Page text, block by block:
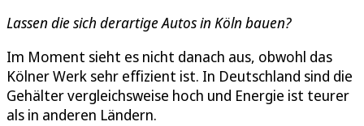
Lassen die sich derartige Autos in Köln bauen?
Im Moment sieht es nicht danach aus, obwohl das
Kölner Werk sehr effizient ist. In Deutschland sind die
Gehälter vergleichsweise hoch und Energie ist teurer
als in anderen Ländern.